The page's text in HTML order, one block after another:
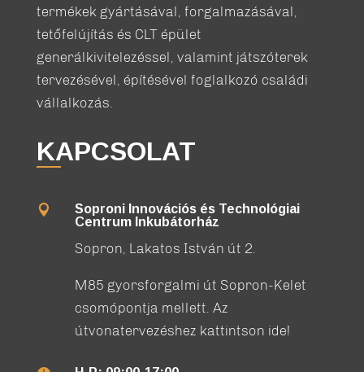
termékek gyártásával, forgalmazásával,
tetőfelújítás és CLT épület
generálkivitelezéssel, valamint játszóterek
tervezésével, építésével foglalkozó családi
vállalkozás.
KAPCSOLAT

Soproni Innovációs és Technológiai
Centrum Inkubátorház
Sopron, Lakatos István út 2.
M85 gyorsforgalmi út Sopron-Kelet
csomópontja mellett. Az
útvonatervezéshez kattintson ide!